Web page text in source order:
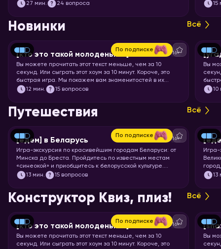
вопросы с визуальными подсказками. Вспоминайте, что
27 мин. 24 вопроса 15
Новинки Всё
По подписке
[кто это такой молоденький] #5 16+
Вы можете прочитать этот текст меньше, чем за 10
секунд. Или сыграть этот хоум за 10 минут. Короче, это
быстрая игра. Мы покажем вам знаменитостей в их
раннем возрасте, а ваша задача – узнать их.
12 мин. 15 вопросов
Вы
10
Путешествия Всё
По подписке
[едем] в Беларусь 16+
Игра-экскурсия по красивейшим городам Беларуси: от
Минска до Бреста. Пройдитесь по известным местам
«синеокой» и приобщитесь к белорусской культуре.
Скорее запускайте хоум!
13 мин. 15 вопросов
Игра-
13
Конструктор Квиз, плиз! Всё
По подписке
[кто это такой молоденький] #5 16+
Вы можете прочитать этот текст меньше, чем за 10
секунд. Или сыграть этот хоум за 10 минут. Короче, это
Вы